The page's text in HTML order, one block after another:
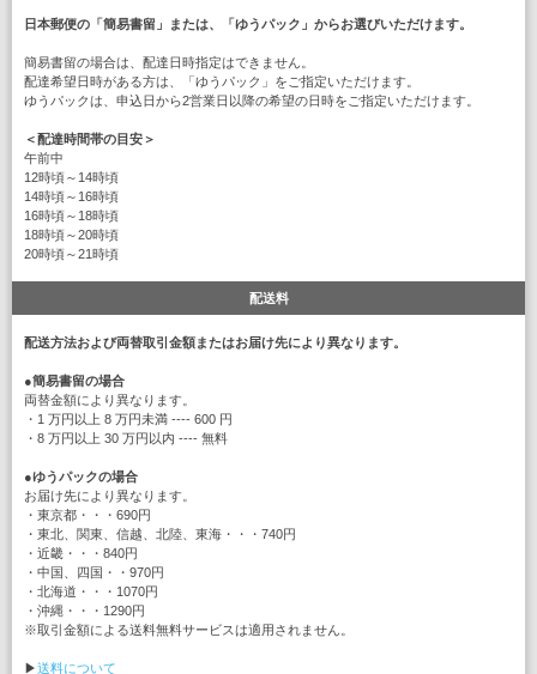
日本郵便の「簡易書留」または、「ゆうパック」からお選びいただけます。
簡易書留の場合は、配達日時指定はできません。
配達希望日時がある方は、「ゆうパック」をご指定いただけます。
ゆうパックは、申込日から2営業日以降の希望の日時をご指定いただけます。
＜配達時間帯の目安＞
午前中
12時頃～14時頃
14時頃～16時頃
16時頃～18時頃
18時頃～20時頃
20時頃～21時頃
配送料
配送方法および両替取引金額またはお届け先により異なります。
●簡易書留の場合
両替金額により異なります。
・1 万円以上 8 万円未満 ---- 600 円
・8 万円以上 30 万円以内 ---- 無料
●ゆうパックの場合
お届け先により異なります。
・東京都・・・690円
・東北、関東、信越、北陸、東海・・・740円
・近畿・・・840円
・中国、四国・・970円
・北海道・・・1070円
・沖縄・・・1290円
※取引金額による送料無料サービスは適用されません。
▶送料について